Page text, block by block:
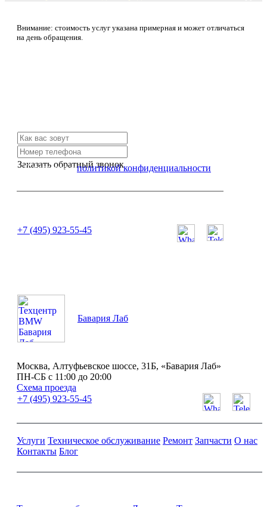
Внимание: стоимость услуг указана примерная и может отличаться
на день обращения.
Заказать обратный звонок
Я согласен сполитикой конфиденциальности
+7 (495) 923-55-45
Бавария Лаб
Москва, Алтуфьевское шоссе, 31Б, «Бавария Лаб»
ПН-СБ с 11:00 до 20:00
Схема проезда
+7 (495) 923-55-45
Услуги Техническое обслуживание Ремонт Запчасти О нас
Контакты Блог